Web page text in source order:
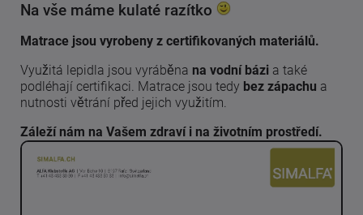
Na vše máme kulaté razítko
Matrace jsou vyrobeny z certifikovaných materiálů.
Využitá lepidla jsou vyráběna na vodní bázi a také
podléhají certifikaci. Matrace jsou tedy bez zápachu a
nutnosti větrání před jejich využitím.
Záleží nám na Vašem zdraví i na životním prostředí.